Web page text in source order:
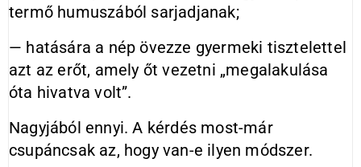
termő humuszából sarjadjanak;
— hatására a nép övezze gyermeki tisztelettel
azt az erőt, amely őt vezetni „megalakulása
óta hivatva volt”.
Nagyjából ennyi. A kérdés most-már
csupáncsak az, hogy van-e ilyen módszer.